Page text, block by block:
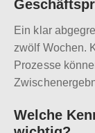
Ein klar
zwölf Wochen.
Prozesse
Welche